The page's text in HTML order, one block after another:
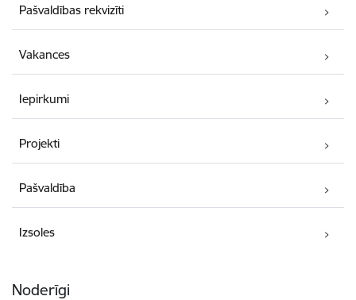
Pašvaldības rekvizīti
Vakances
Iepirkumi
Projekti
Pašvaldība
Izsoles
Noderīgi